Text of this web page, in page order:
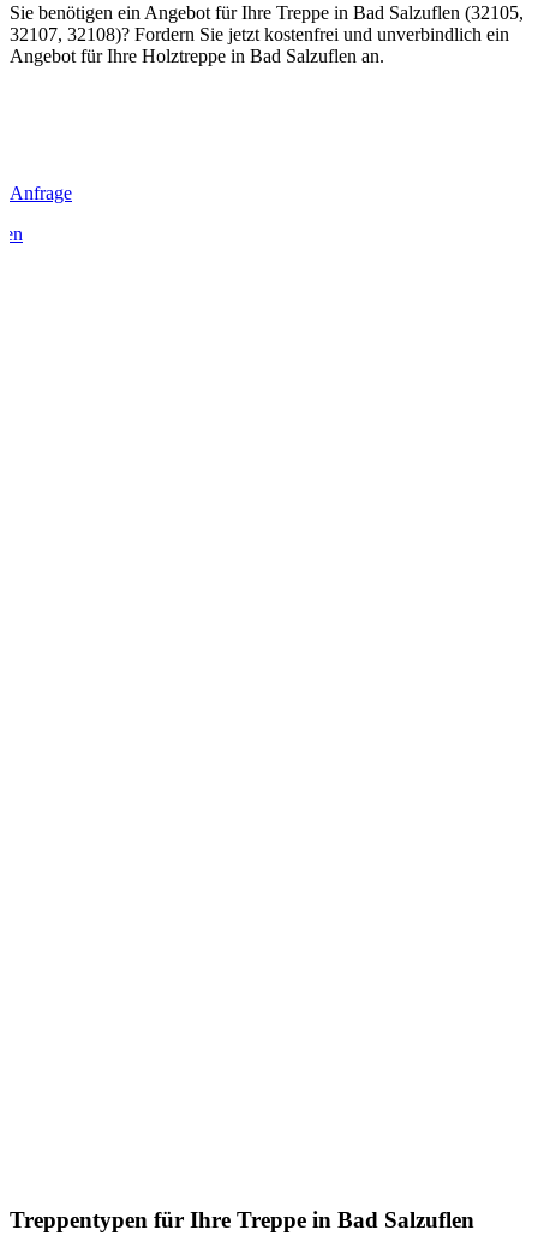
Sie benötigen ein Angebot für Ihre Treppe in Bad Salzuflen (32105,
32107, 32108)? Fordern Sie jetzt kostenfrei und unverbindlich ein
Angebot für Ihre Holztreppe in Bad Salzuflen an.
Anfrage
Treppentypen für Ihre Treppe in Bad Salzuflen